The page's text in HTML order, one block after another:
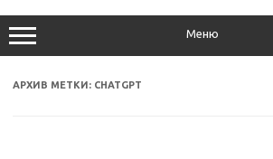
Меню
АРХИВ МЕТКИ: CHATGPT